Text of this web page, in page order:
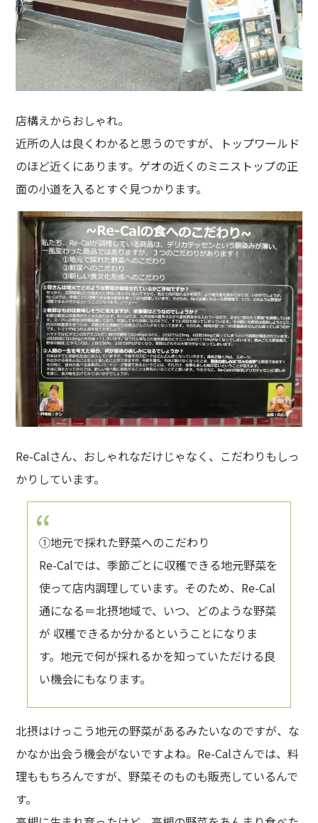
店構えからおしゃれ。
近所の人は良くわかると思うのですが、トップワールド
のほど近くにあります。ゲオの近くのミニストップの正
面の小道を入るとすぐ見つかります。
Re-Calさん、おしゃれなだけじゃなく、こだわりもしっ
かりしています。
①地元で採れた野菜へのこだわり
Re-Calでは、季節ごとに収穫できる地元野菜を
使って店内調理しています。そのため、Re-Cal
通になる＝北摂地域で、いつ、どのような野菜
が 収穫できるか分かるということになりま
す。地元で何が採れるかを知っていただける良
い機会にもなります。
北摂はけっこう地元の野菜があるみたいなのですが、な
かなか出会う機会がないですよね。Re-Calさんでは、料
理ももちろんですが、野菜そのものも販売しているんで
す。